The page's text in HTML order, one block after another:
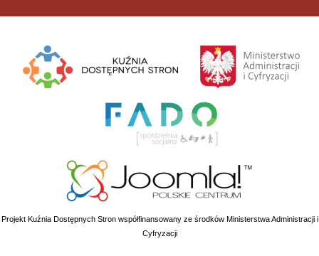
Projekt Kuźnia Dostępnych Stron współfinansowany ze środków Ministerstwa Administracji i
Cyfryzacji